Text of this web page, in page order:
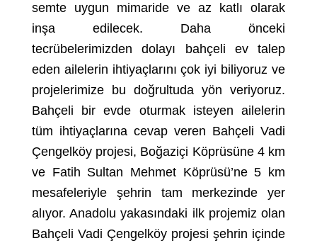
semte uygun mimaride ve az katlı olarak
inşa edilecek. Daha önceki
tecrübelerimizden dolayı bahçeli ev talep
eden ailelerin ihtiyaçlarını çok iyi biliyoruz ve
projelerimize bu doğrultuda yön veriyoruz.
Bahçeli bir evde oturmak isteyen ailelerin
tüm ihtiyaçlarına cevap veren Bahçeli Vadi
Çengelköy projesi, Boğaziçi Köprüsüne 4 km
ve Fatih Sultan Mehmet Köprüsü’ne 5 km
mesafeleriyle şehrin tam merkezinde yer
alıyor. Anadolu yakasındaki ilk projemiz olan
Bahçeli Vadi Çengelköy projesi şehrin içinde